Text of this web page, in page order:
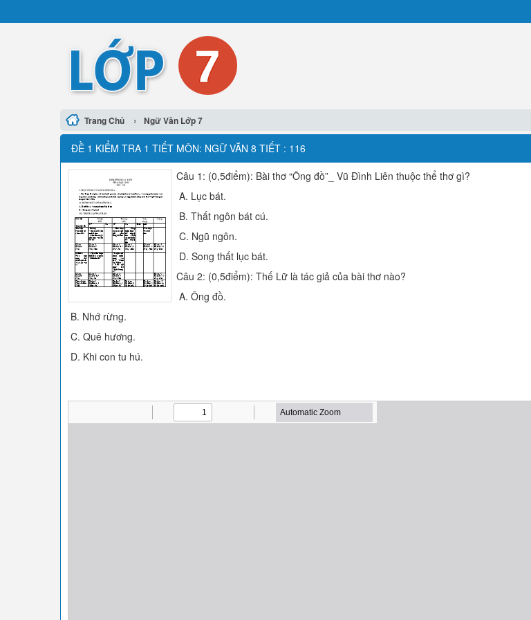
Trang Chủ › Ngữ Văn Lớp 7
ĐỀ 1 KIỂM TRA 1 TIẾT MÔN: NGỮ VĂN 8 TIẾT : 116
Câu 1: (0,5điểm): Bài thơ “Ông đồ”_ Vũ Đình Liên thuộc thể thơ gì?
A. Lục bát.
B. Thất ngôn bát cú.
C. Ngũ ngôn.
D. Song thất lục bát.
Câu 2: (0,5điểm): Thế Lữ là tác giả của bài thơ nào?
A. Ông đồ.
B. Nhớ rừng.
C. Quê hương.
D. Khi con tu hú.